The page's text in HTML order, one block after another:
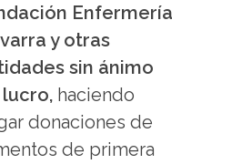
Enfermería
y otras
sin ánimo
haciendo
donaciones de
de primera